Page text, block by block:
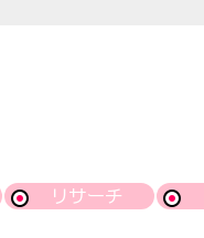
リサーチ